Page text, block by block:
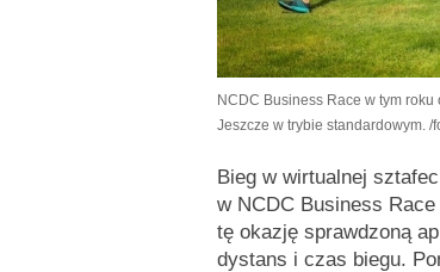
NCDC Business Race w tym
Jeszcze w trybie standardowym. /
Bieg w wirtualnej
w NCDC Business
tę okazję sprawdzoną
dystans i czas biegu.